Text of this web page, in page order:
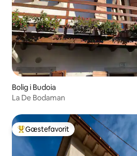
Bolig i Budoia
La De Bodaman
Bedste gæstefavorit
Gæstefavorit